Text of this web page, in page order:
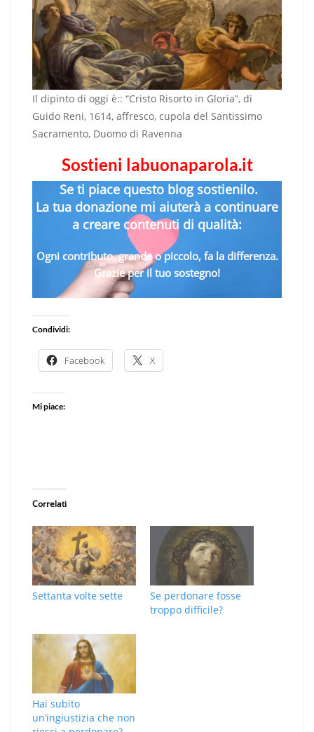
Il dipinto di oggi è:: “Cristo Risorto in Gloria”, di
Guido Reni, 1614, affresco, cupola del Santissimo
Sacramento, Duomo di Ravenna
Sostieni labuonaparola.it
Se ti piace questo blog sostienilo.
La tua donazione mi aiuterà a continuare
a creare contenuti di qualità:
Ogni contributo, grande o piccolo, fa la differenza.
Grazie per il tuo sostegno!
Condividi:
Facebook X
Mi piace:
Correlati
Settanta volte sette
Se perdonare fosse
troppo difficile?
Hai subito
un’ingiustizia che non